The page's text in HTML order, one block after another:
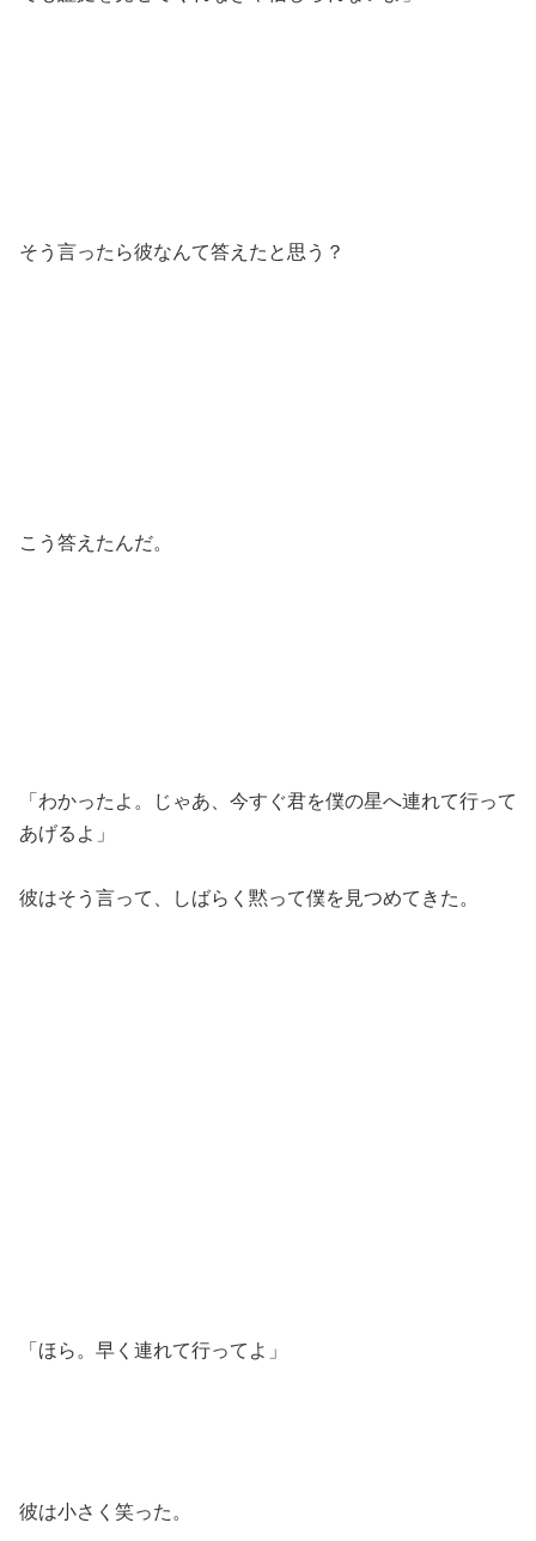
そう言ったら彼なんて答えたと思う？
こう答えたんだ。
「わかったよ。じゃあ、今すぐ君を僕の星へ連れて行って
あげるよ」
彼はそう言って、しばらく黙って僕を見つめてきた。
「ほら。早く連れて行ってよ」
彼は小さく笑った。